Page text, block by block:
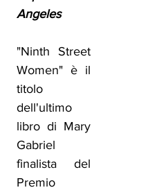
Angeles
"Ninth Street
Women" è il
titolo
dell'ultimo
libro di Mary
Gabriel
finalista del
Premio